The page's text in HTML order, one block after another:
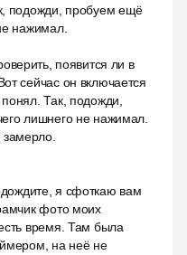
подожди, пробуем ещё
нажимал.
появится ли в
сейчас он включается
Так, подожди,
лишнего не нажимал.
замерло.
я сфоткаю вам
фото моих
время. Там была
на неё не